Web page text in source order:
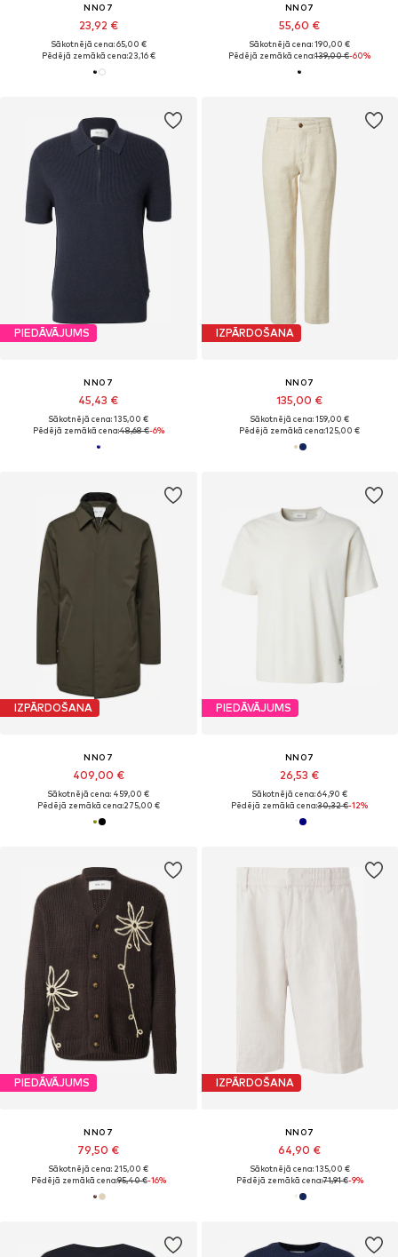
NN07
23,92 €
Sākotnējā cena: 65,00 €
Pēdējā zemākā cena:23,16 €
NN07
55,60 €
Sākotnējā cena: 190,00 €
Pēdējā zemākā cena:139,00 €-60%
PIEDĀVĀJUMS
NN07
45,43 €
Sākotnējā cena: 135,00 €
Pēdējā zemākā cena:48,68 €-6%
IZPĀRDOŠANA
NN07
135,00 €
Sākotnējā cena: 159,00 €
Pēdējā zemākā cena:125,00 €
IZPĀRDOŠANA
NN07
409,00 €
Sākotnējā cena: 459,00 €
Pēdējā zemākā cena:275,00 €
PIEDĀVĀJUMS
NN07
26,53 €
Sākotnējā cena: 64,90 €
Pēdējā zemākā cena:30,32 €-12%
PIEDĀVĀJUMS
NN07
79,50 €
Sākotnējā cena: 215,00 €
Pēdējā zemākā cena:95,40 €-16%
IZPĀRDOŠANA
NN07
64,90 €
Sākotnējā cena: 135,00 €
Pēdējā zemākā cena:71,91 €-9%